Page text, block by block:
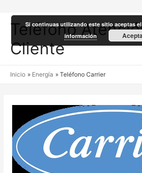
Teléfono
Cliente
Inicio Energía Teléfono Carrier
Si continuas utilizando este sitio aceptas
información